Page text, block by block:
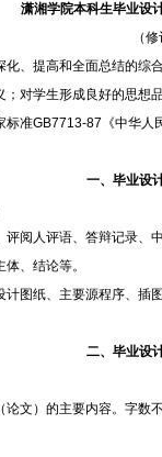
潇湘学院本科生毕业设
（
、提高和全面总结的综
对学生形成良好的思
标准GB7713-87 《中华
一、毕业设
阅人评语、答辩记录
、结论等。
图纸、主要源程序、
二、毕业设
文）的主要内容。字数